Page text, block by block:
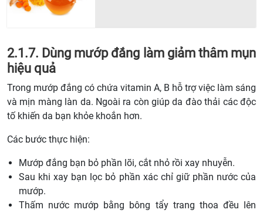
2.1.7. Dùng mướp đắng làm giảm thâm mụn
hiệu quả
Trong mướp đắng có chứa vitamin A, B hỗ trợ việc làm sáng
và mịn màng làn da. Ngoài ra còn giúp da đào thải các độc
tố khiến da bạn khỏe khoắn hơn.
Các bước thực hiện:
Mướp đắng bạn bỏ phần lõi, cắt nhỏ rồi xay nhuyễn.
Sau khi xay bạn lọc bỏ phần xác chỉ giữ phần nước của
mướp.
Thấm nước mướp bằng bông tẩy trang thoa đều lên